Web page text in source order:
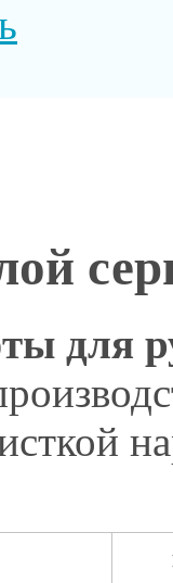
для